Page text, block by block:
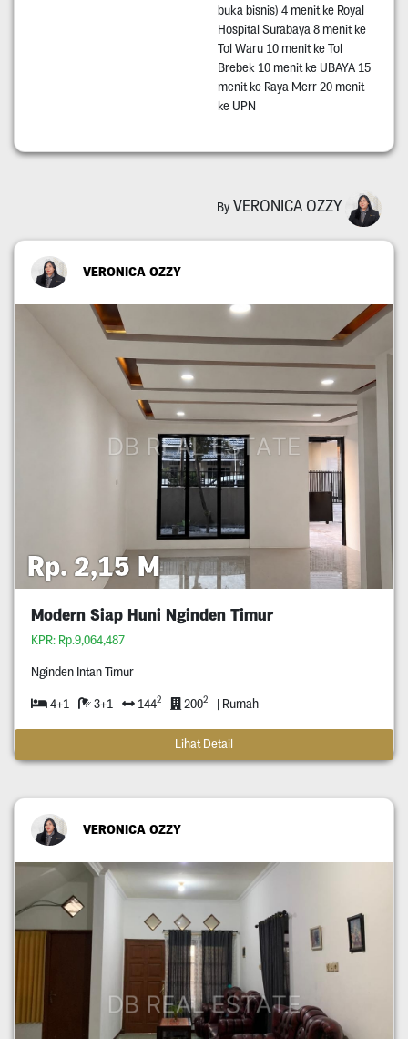
buka bisnis) 4 menit ke Royal
Hospital Surabaya 8 menit ke
Tol Waru 10 menit ke Tol
Brebek 10 menit ke UBAYA 15
menit ke Raya Merr 20 menit
ke UPN
By VERONICA OZZY
VERONICA OZZY
Rp. 2,15 M
Modern Siap Huni Nginden Timur
KPR: Rp.9,064,487
Nginden Intan Timur
4+1 3+1 1442 2002 | Rumah
Lihat Detail
VERONICA OZZY